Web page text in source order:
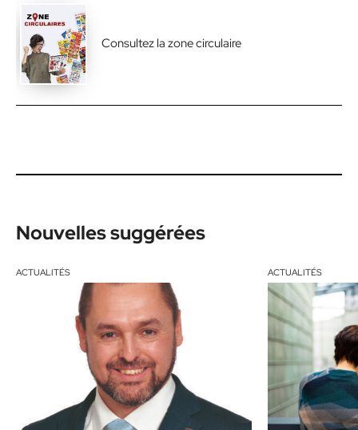
Consultez la zone circulaire
Nouvelles suggérées
ACTUALITÉS ACTUALITÉS